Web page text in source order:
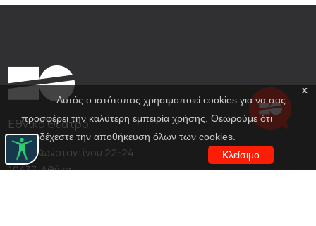
x
Αυτός ο ιστότοπος χρησιμοποιεί cookies για να σας
προσφέρει την καλύτερη εμπειρία χρήσης. Θεωρούμε ότι
αποδέχεστε την αποθήκευση όλων των cookies.
Κλείσιμο
Εθνικό Θέατρο
Αγίου Κωνσταντίνου 22-24
10437, Αθήνα